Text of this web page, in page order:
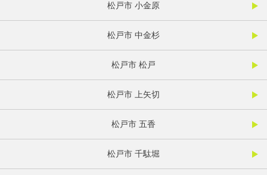
松戸市 小金原
松戸市 中金杉
松戸市 松戸
松戸市 上矢切
松戸市 五香
松戸市 千駄堀